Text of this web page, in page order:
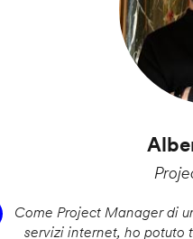
Come Project Manager di
servizi internet, ho potuto